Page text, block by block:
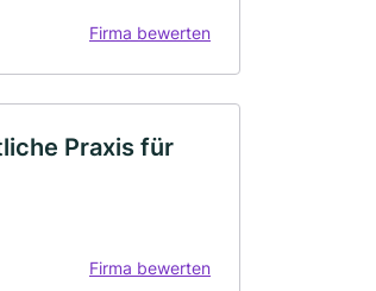
Firma bewerten
Praxis für
Firma bewerten